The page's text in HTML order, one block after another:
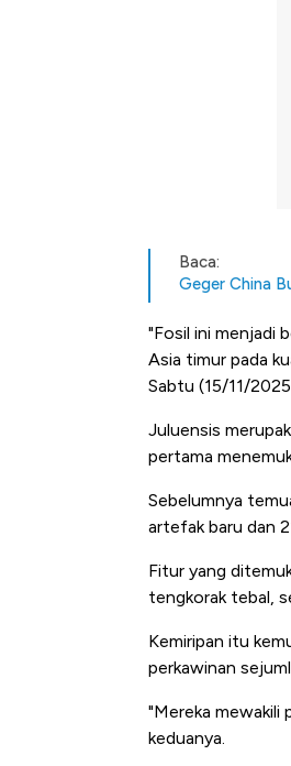
Baca:
Geger China
"Fosil ini menjadi
Asia timur pada
Sabtu (15/11/
Juluensis
pertama
Sebelumnya
artefak baru dan
Fitur yang
tengkorak tebal,
Kemiripan itu
perkawinan
"Mereka mewakili
keduanya.